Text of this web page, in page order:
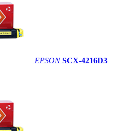
EPSON SCX-4216D3